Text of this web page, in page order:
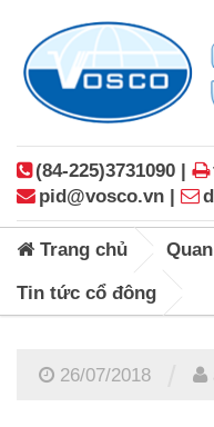
(84-225)3731090 |
pid@vosco.vn |
Trang chủ
Tin tức cổ đông
26/07/2018